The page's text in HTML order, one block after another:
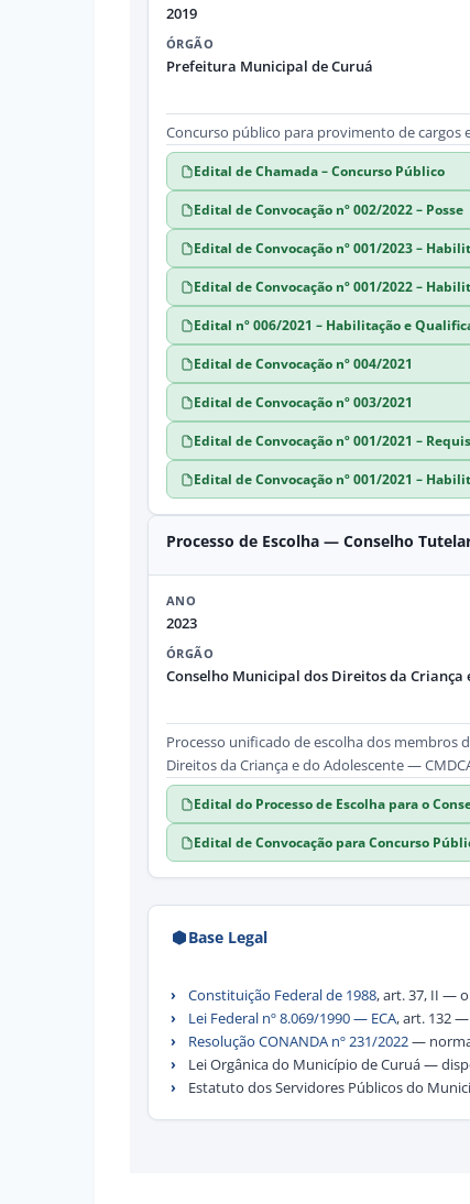
2019
ÓRGÃO
Prefeitura Municipal de Curuá
Concurso público para provimento de cargos
Edital de Chamada – Concurso Público
Edital de Convocação nº 002/2022 – Posse
Edital de Convocação nº 001/2023 –
Edital de Convocação nº 001/2022 –
Edital nº 006/2021 – Habilitação e
Edital de Convocação nº 004/2021
Edital de Convocação nº 003/2021
Edital de Convocação nº 001/2021 –
Edital de Convocação nº 001/2021 –
Processo de Escolha — Conselho
ANO
2023
ÓRGÃO
Conselho Municipal dos Direitos da Criança
Processo unificado de escolha dos membros
Direitos da Criança e do Adolescente —
Edital do Processo de Escolha para o
Edital de Convocação para Concurso
Base Legal
Constituição Federal de 1988, art. 37, II —
Lei Federal nº 8.069/1990 — ECA, art. 132
Resolução CONANDA nº 231/2022—
Lei Orgânica do Município de Curuá —
Estatuto dos Servidores Públicos do